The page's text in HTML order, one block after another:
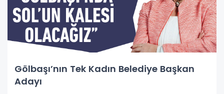
Gölbaşı’nın Tek Kadın Belediye Başkan
Adayı